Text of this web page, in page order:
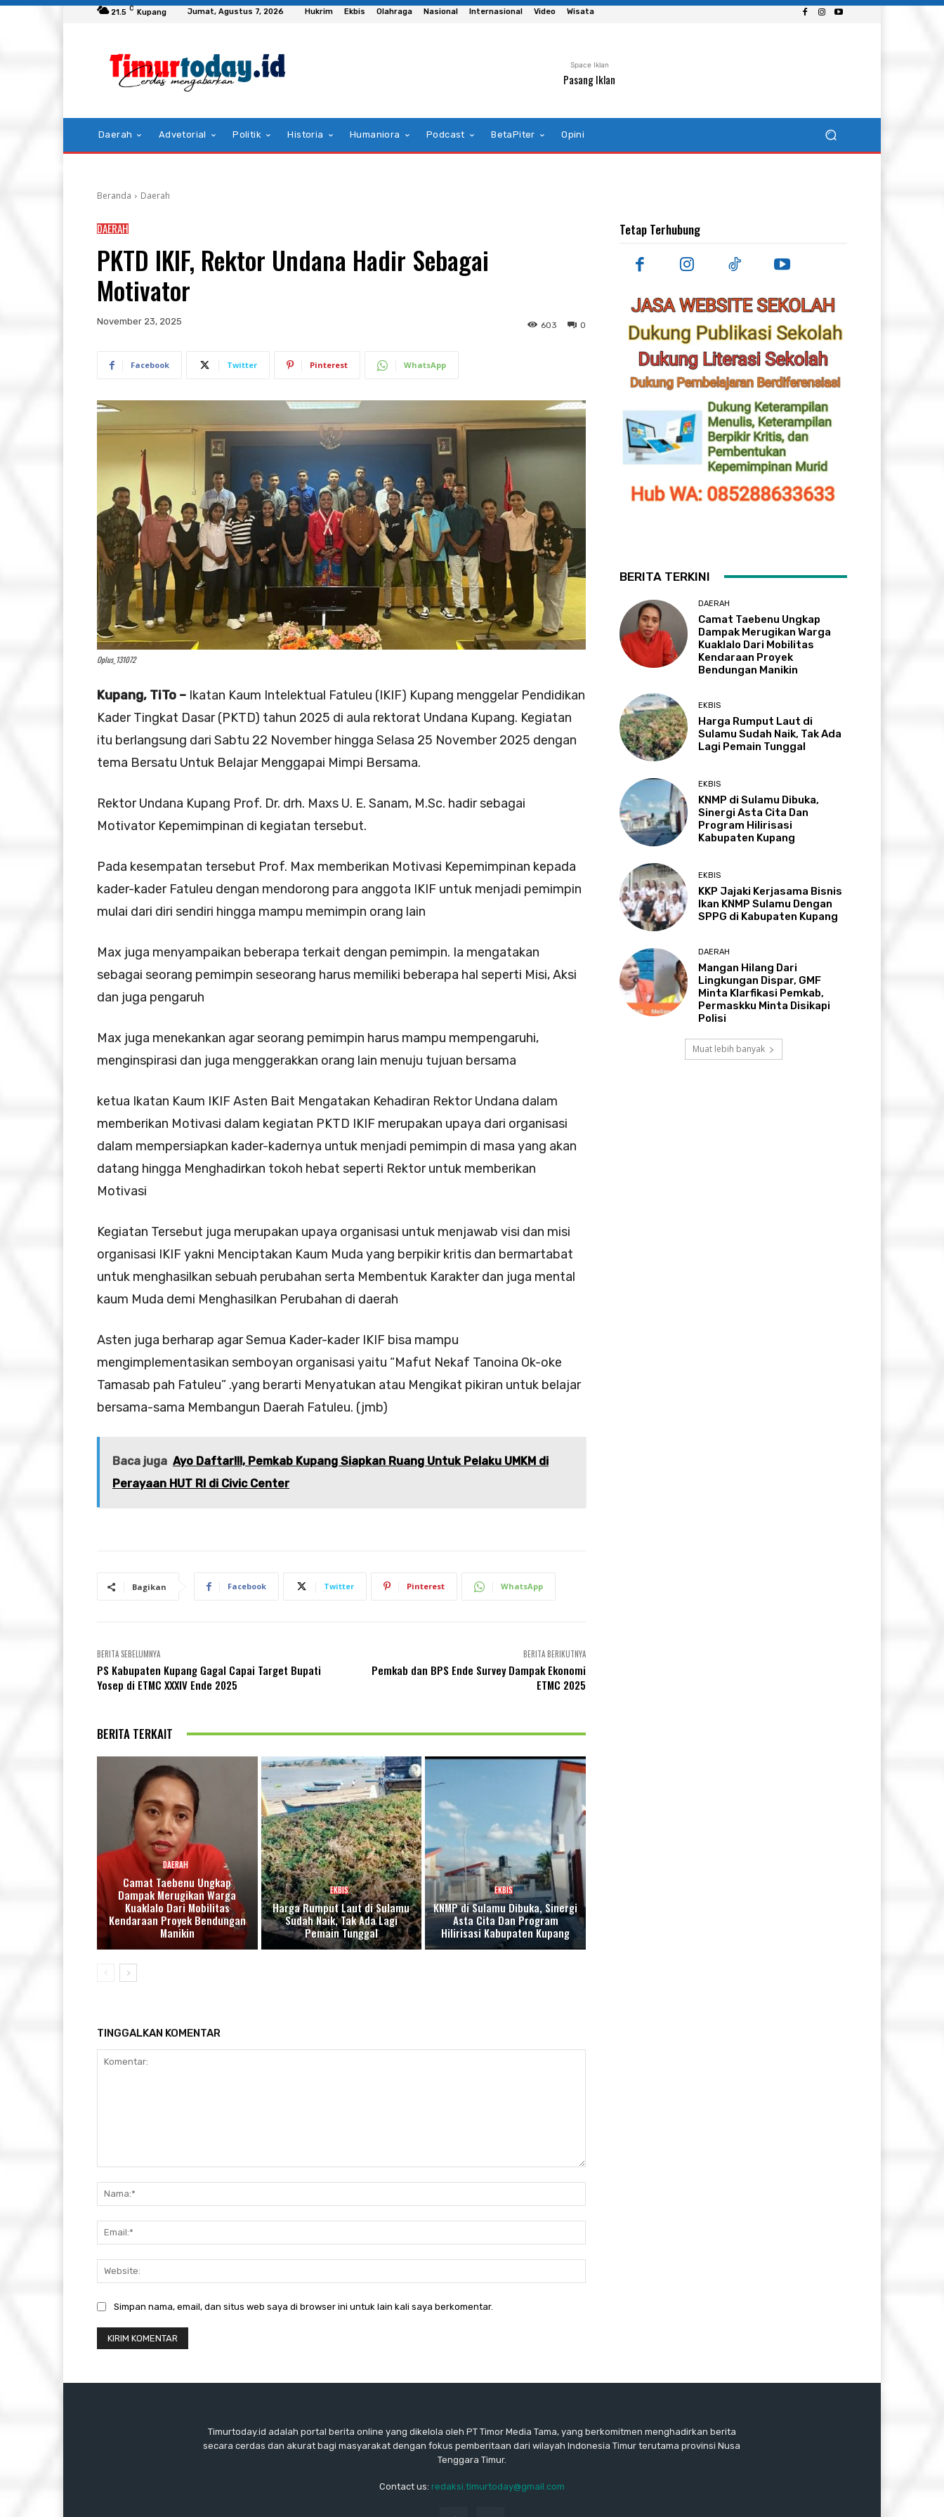
21.5 C Kupang Jumat, Agustus 7, 2026 Hukrim Ekbis Olahraga Nasional Internasional Video Wisata
Space Iklan
Pasang Iklan
Daerah Advetorial Politik Historia Humaniora Podcast BetaPiter Opini
Beranda Daerah
DAERAH
PKTD IKIF, Rektor Undana Hadir Sebagai
Motivator
November 23, 2025 0
603
Facebook Twitter Pinterest WhatsApp
Oplus_131072
Kupang, TiTo – Ikatan Kaum Intelektual Fatuleu (IKIF) Kupang menggelar Pendidikan
Kader Tingkat Dasar (PKTD) tahun 2025 di aula rektorat Undana Kupang. Kegiatan
itu berlangsung dari Sabtu 22 November hingga Selasa 25 November 2025 dengan
tema Bersatu Untuk Belajar Menggapai Mimpi Bersama.
Rektor Undana Kupang Prof. Dr. drh. Maxs U. E. Sanam, M.Sc. hadir sebagai
Motivator Kepemimpinan di kegiatan tersebut.
Pada kesempatan tersebut Prof. Max memberikan Motivasi Kepemimpinan kepada
kader-kader Fatuleu dengan mendorong para anggota IKIF untuk menjadi pemimpin
mulai dari diri sendiri hingga mampu memimpin orang lain
Max juga menyampaikan beberapa terkait dengan pemimpin. Ia mengatakan
sebagai seorang pemimpin seseorang harus memiliki beberapa hal seperti Misi, Aksi
dan juga pengaruh
Max juga menekankan agar seorang pemimpin harus mampu mempengaruhi,
menginspirasi dan juga menggerakkan orang lain menuju tujuan bersama
ketua Ikatan Kaum IKIF Asten Bait Mengatakan Kehadiran Rektor Undana dalam
memberikan Motivasi dalam kegiatan PKTD IKIF merupakan upaya dari organisasi
dalam mempersiapkan kader-kadernya untuk menjadi pemimpin di masa yang akan
datang hingga Menghadirkan tokoh hebat seperti Rektor untuk memberikan
Motivasi
Kegiatan Tersebut juga merupakan upaya organisasi untuk menjawab visi dan misi
organisasi IKIF yakni Menciptakan Kaum Muda yang berpikir kritis dan bermartabat
untuk menghasilkan sebuah perubahan serta Membentuk Karakter dan juga mental
kaum Muda demi Menghasilkan Perubahan di daerah
Asten juga berharap agar Semua Kader-kader IKIF bisa mampu
mengimplementasikan semboyan organisasi yaitu “Mafut Nekaf Tanoina Ok-oke
Tamasab pah Fatuleu” .yang berarti Menyatukan atau Mengikat pikiran untuk belajar
bersama-sama Membangun Daerah Fatuleu. (jmb)
Baca juga Ayo Daftar!!!, Pemkab Kupang Siapkan Ruang Untuk Pelaku UMKM di
Perayaan HUT RI di Civic Center
Bagikan Facebook Twitter Pinterest WhatsApp
BERITA SEBELUMNYA
PS Kabupaten Kupang Gagal Capai Target Bupati
Yosep di ETMC XXXIV Ende 2025
BERITA BERIKUTNYA
Pemkab dan BPS Ende Survey Dampak Ekonomi
ETMC 2025
BERITA TERKAIT
DAERAH
Camat Taebenu Ungkap
Dampak Merugikan Warga
Kuaklalo Dari Mobilitas
Kendaraan Proyek Bendungan
Manikin
EKBIS
Harga Rumput Laut di Sulamu
Sudah Naik, Tak Ada Lagi
Pemain Tunggal
EKBIS
KNMP di Sulamu Dibuka, Sinergi
Asta Cita Dan Program
Hilirisasi Kabupaten Kupang
TINGGALKAN KOMENTAR
Simpan nama, email, dan situs web saya di browser ini untuk lain kali saya berkomentar.
Tetap Terhubung
BERITA TERKINI
DAERAH
Camat Taebenu Ungkap
Dampak Merugikan Warga
Kuaklalo Dari Mobilitas
Kendaraan Proyek
Bendungan Manikin
EKBIS
Harga Rumput Laut di
Sulamu Sudah Naik, Tak Ada
Lagi Pemain Tunggal
EKBIS
KNMP di Sulamu Dibuka,
Sinergi Asta Cita Dan
Program Hilirisasi
Kabupaten Kupang
EKBIS
KKP Jajaki Kerjasama Bisnis
Ikan KNMP Sulamu Dengan
SPPG di Kabupaten Kupang
DAERAH
Mangan Hilang Dari
Lingkungan Dispar, GMF
Minta Klarfikasi Pemkab,
Permaskku Minta Disikapi
Polisi
Muat lebih banyak
Timurtoday.id adalah portal berita online yang dikelola oleh PT Timor Media Tama, yang berkomitmen menghadirkan berita
secara cerdas dan akurat bagi masyarakat dengan fokus pemberitaan dari wilayah Indonesia Timur terutama provinsi Nusa
Tenggara Timur.
Contact us: redaksi.timurtoday@gmail.com